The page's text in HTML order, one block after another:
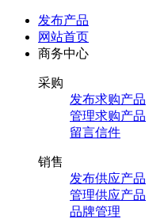
发布产品
网站首页
商务中心
采购
发布求购产品
管理求购产品
留言信件
销售
发布供应产品
管理供应产品
品牌管理